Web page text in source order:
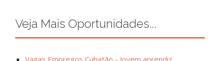
Veja Mais Oportunidades...
Vagas Empregos Cubatão - Jovem aprendiz